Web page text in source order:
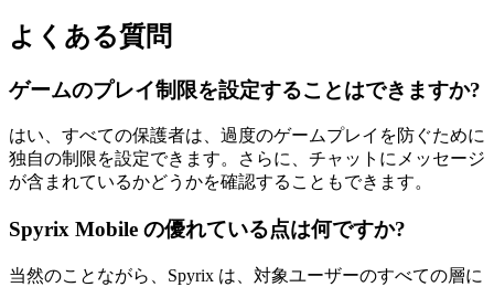
よくある質問
ゲームのプレイ制限を設定することはできますか?
はい、すべての保護者は、過度のゲームプレイを防ぐために
独自の制限を設定できます。さらに、チャットにメッセージ
が含まれているかどうかを確認することもできます。
Spyrix Mobile の優れている点は何ですか?
当然のことながら、Spyrix は、対象ユーザーのすべての層に